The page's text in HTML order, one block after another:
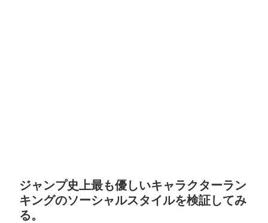
ジャンプ史上最も優しいキャラクターラン
キングのソーシャルスタイルを検証してみ
る。